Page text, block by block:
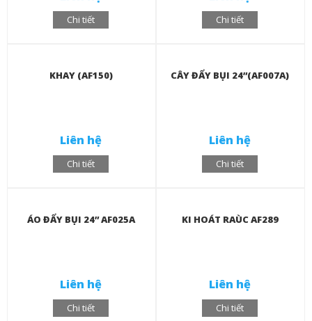
Chi tiết Chi tiết
KHAY (AF150)
Liên hệ
Chi tiết
CÂY ĐẨY BỤI 24”(AF007A)
Liên hệ
Chi tiết
ÁO ĐẨY BỤI 24” AF025A
Liên hệ
Chi tiết
KI HOÁT RAÙC AF289
Liên hệ
Chi tiết